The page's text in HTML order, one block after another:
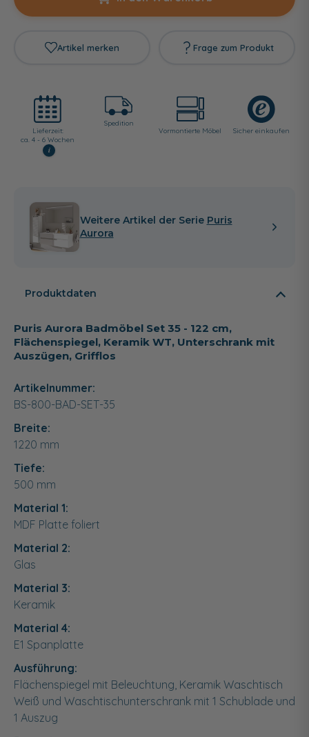
Artikel merken Frage zum Produkt
Lieferzeit:
ca. 4 - 6 Wochen
i
Spedition
Vormontierte Möbel
Sicher einkaufen
Weitere Artikel der Serie Puris
Aurora
Produktdaten
Puris Aurora Badmöbel Set 35 - 122 cm,
Flächenspiegel, Keramik WT, Unterschrank mit
Auszügen, Grifflos
Artikelnummer:
BS-800-BAD-SET-35
Breite:
1220 mm
Tiefe:
500 mm
Material 1:
MDF Platte foliert
Material 2:
Glas
Material 3:
Keramik
Material 4:
E1 Spanplatte
Ausführung:
Flächenspiegel mit Beleuchtung, Keramik Waschtisch
Weiß und Waschtischunterschrank mit 1 Schublade und
1 Auszug